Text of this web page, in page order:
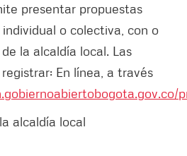
presentar propuestas
o colectiva, con o
la alcaldía local. Las
En línea, a través
alcaldía local